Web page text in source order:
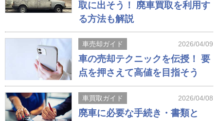
取に出そう！ 廃車買取を利用す
る方法も解説
車売却ガイド 2026/04/09
車の売却テクニックを伝授！ 要
点を押さえて高値を目指そう
車買取ガイド 2026/04/08
廃車に必要な手続き・書類と